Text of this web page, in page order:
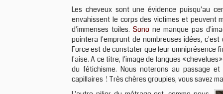
Les cheveux sont une évidence puisqu'au
envahissent le corps des victimes et peuvent
d'immenses toiles. Sono ne manque pas
pointera l'emprunt de nombreuses idées,
Force est de constater que leur omniprésence
l'aise. A ce titre, l'image de langues
du fétichisme. Nous noterons au passage
capillaires ! Très chères groupies, vous savez